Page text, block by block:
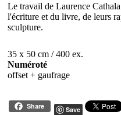
Le travail de Laurence
l'écriture et du livre, de leurs
sculpture.
35 x 50 cm / 400 ex.
Numéroté
offset + gaufrage
Share Save